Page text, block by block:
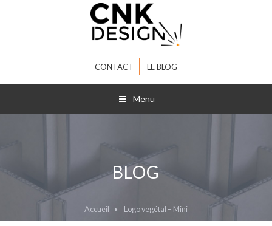
CONTACT LE BLOG
Menu
BLOG
Accueil Logo vegétal – Mini